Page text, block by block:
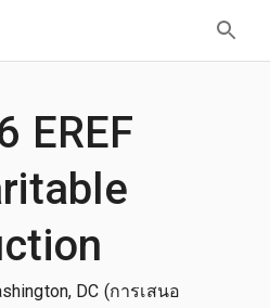
EREF
DC (การเสนอ